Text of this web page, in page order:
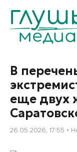
В
еще двух
26.05.2026, 17:55